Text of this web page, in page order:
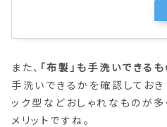
また、 「布製」も手洗いできる
手洗いできるかを確認しておき
ック型などおしゃれなものが多
メリットですね。